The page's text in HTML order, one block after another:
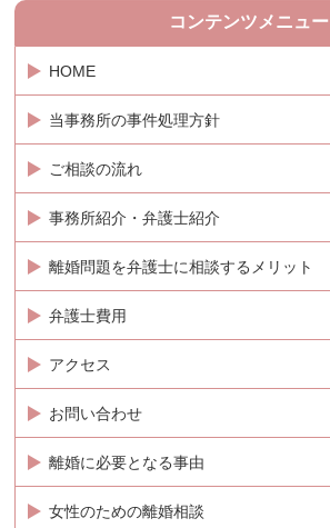
コンテンツメニュー
HOME
当事務所の事件処理方針
ご相談の流れ
事務所紹介・弁護士紹介
離婚問題を弁護士に相談するメリット
弁護士費用
アクセス
お問い合わせ
離婚に必要となる事由
女性のための離婚相談